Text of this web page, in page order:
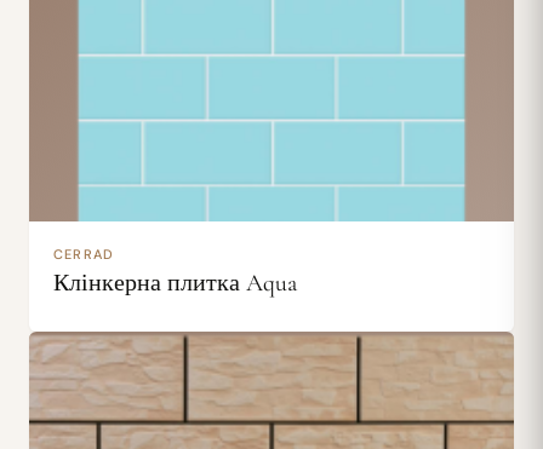
CERRAD
Клінкерна плитка Aqua